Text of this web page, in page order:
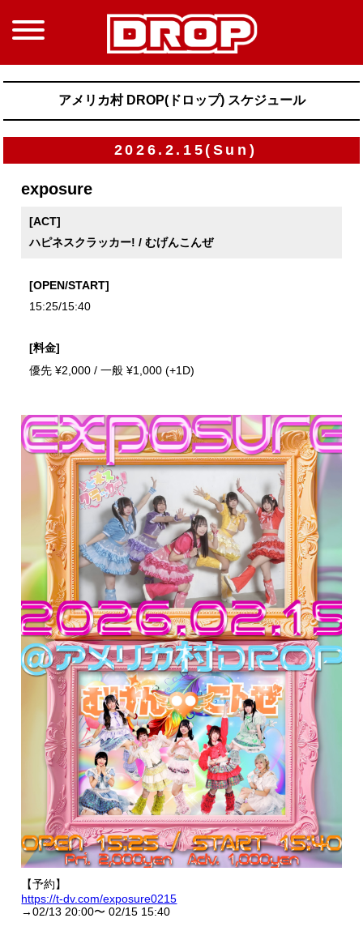
アメリカ村 DROP(ドロップ) スケジュール
2026.2.15(Sun)
exposure
[ACT]
ハピネスクラッカー! / むげんこんぜ
[OPEN/START]
15:25/15:40
[料金]
優先 ¥2,000 / 一般 ¥1,000 (+1D)
【予約】
https://t-dv.com/exposure0215
→02/13 20:00〜 02/15 15:40